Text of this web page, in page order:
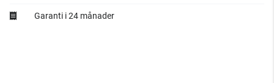
Garanti i 24 månader